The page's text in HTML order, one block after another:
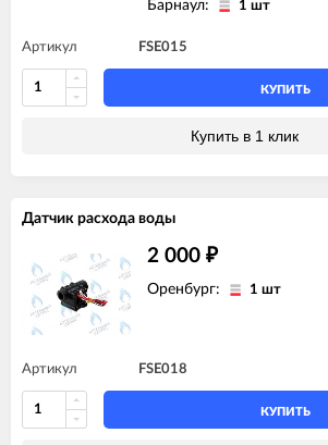
Барнаул: 1 шт
Артикул FSE015
КУПИТЬ
Купить в 1 клик
Датчик расхода воды
2 000 ₽
Оренбург: 1 шт
Артикул FSE018
КУПИТЬ